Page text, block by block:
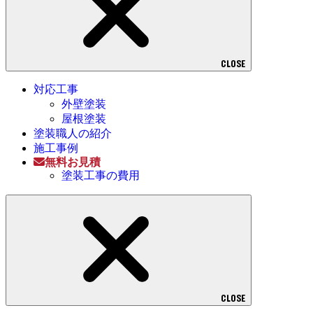
CLOSE
対応工事
外壁塗装
屋根塗装
塗装職人の紹介
施工事例
無料お見積
塗装工事の費用
CLOSE